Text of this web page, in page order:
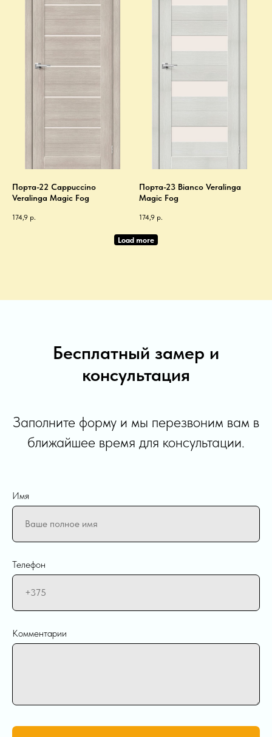
Порта-22 Cappuccino
Veralinga Magic Fog
174,9 р.
Порта-23 Bianco Veralinga
Magic Fog
174,9 р.
Load more
Бесплатный замер и
консультация
Заполните форму и мы перезвоним вам в
ближайшее время для консультации.
Имя
Телефон
Комментарии